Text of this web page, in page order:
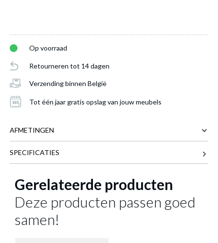
Op voorraad
Retourneren tot 14 dagen
Verzending binnen België
Tot één jaar gratis opslag van jouw meubels
AFMETINGEN
SPECIFICATIES
Gerelateerde producten
Deze producten passen goed
samen!
Bureaustoel WELLPOINT Zwart